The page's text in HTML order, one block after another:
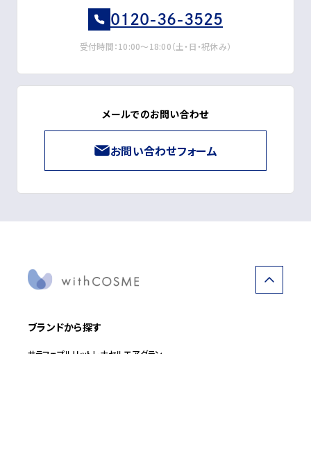
0120-36-3525
受付時間：10:00～18:00（土・日・祝休み）
メールでのお問い合わせ
お問い合わせフォーム
ブランドから探す
サラフェプルリット レナセル エアグラン